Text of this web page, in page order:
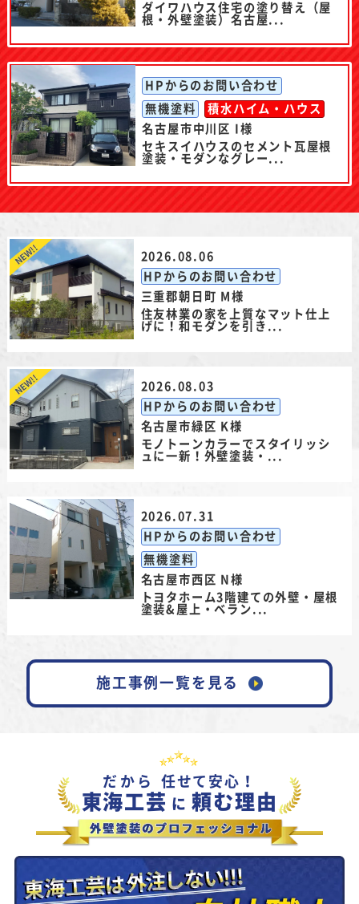
ダイワハウス住宅の塗り替え（屋
根・外壁塗装）名古屋...
HPからのお問い合わせ
無機塗料
積水ハイム・ハウス
名古屋市中川区 I様
セキスイハウスのセメント瓦屋根
塗装・モダンなグレー...
2026.08.06
HPからのお問い合わせ
三重郡朝日町 M様
住友林業の家を上質なマット仕上
げに！和モダンを引き...
2026.08.03
HPからのお問い合わせ
名古屋市緑区 K様
モノトーンカラーでスタイリッシ
ュに一新！外壁塗装・...
2026.07.31
HPからのお問い合わせ
無機塗料
名古屋市西区 N様
トヨタホーム3階建ての外壁・屋根
塗装&屋上・ベラン...
施工事例一覧を見る
だから 任せて安心！
東海工芸 に 頼む理由